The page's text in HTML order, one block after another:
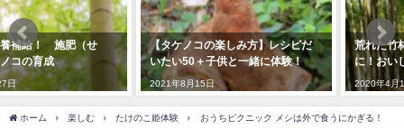
【タケノコの楽しみ方】レシピだ
いたい50＋子供と一緒に体験！
2021年8月15日
荒れた竹林も整備すればキレイ
に！おいしい筍も！
2020年4月12日
ホーム 楽しむ たけのこ姫体験 おうちピクニック️ メシは外で食うにかぎる！